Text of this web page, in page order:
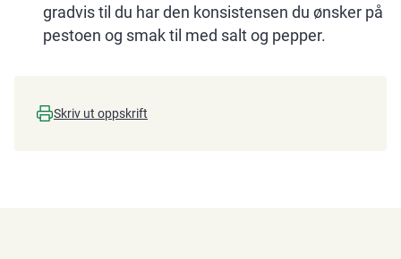
gradvis til du har den konsistensen du ønsker på
pestoen og smak til med salt og pepper.
Skriv ut oppskrift